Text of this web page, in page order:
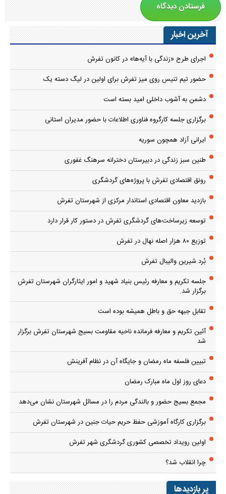
آخرین اخبار
اجرای طرح «زندگی با آیه‌ها» در کانون تفرش
حضور تیم تنیس روی میز تفرش برای اولین در لیگ دسته یک
دشمن به آشوب داخلی امید بسته است
برگزاری جلسه کارگروه فناوری اطلاعات با حضور مدیران استانی
ایرانی آزاد همچون سوریه
طنین سبز زندگی در دبیرستان دخترانه سرهنگ غفوری
رونق اقتصادی تفرش با پروژه‌های گردشگری
بازدید معاون اقتصادی استاندار مرکزی از شهرستان تفرش
توسعه زیرساخت‌های گردشگری تفرش در دستور کار قرار دارد
توزیع ۸۰ هزار اصله نهال در تفرش
بُرد شیرین والیبال تفرش
جلسه تکریم و معارفه رئیس بنیاد شهید و امور ایثارگران شهرستان تفرش
برگزار شد.
تقابل جبهه حق و باطل همیشه بوده است
آئین تکریم و معارفه فرمانده ناحیه مقاومت بسیج شهرستان تفرش برگزار
شد
تبیین فلسفه ماه رمضان و جایگاه آن در نظام آفرینش
دعای روز اول ماه مبارک رمضان
مجمع بسیج حضور و بالندگی مردم را در مسائل شهرستان نشان می‌دهد
برگزاری کارگاه آموزشی حفظ حریم حیات جنین در شهرستان تفرش
اولین رویداد تخصصی کشوری گردشگری شهر تفرش
چرا انقلاب شد؟
پر بازدیدها